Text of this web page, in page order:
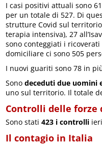
I casi positivi attuali sono
per un totale di 527. Di
strutture Covid sul territorio
terapia intensiva), 27
sono conteggiati i
domiciliare ci sono 505
I nuovi guariti sono 78 in
Sonodeceduti due uomini
uno sul territorio. Il totale
Controlli delle forze
Sono stati423 i controlli
Il contagio in Italia